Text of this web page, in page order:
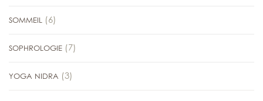
SOMMEIL (6)
SOPHROLOGIE (7)
YOGA NIDRA (3)